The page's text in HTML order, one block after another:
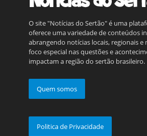
O site "Notícias do Sertão" é uma
oferece uma variedade de conteúdos
abrangendo notícias locais, regionais e
foco especial nas questões e
impactam a região do sertão brasileiro.
Quem somos
Politica de Privacidade